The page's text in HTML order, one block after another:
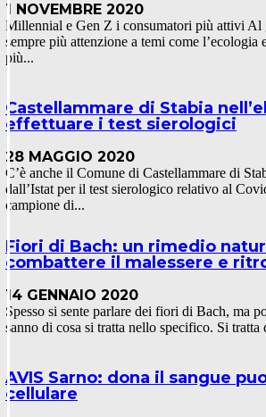
1 NOVEMBRE 2020
Millennial e Gen Z i consumatori più attivi Al
sempre più attenzione a temi come l’ecologia
più...
Castellammare di Stabia
effettuare i test sierologici
28 MAGGIO 2020
C’è anche il Comune di Castellammare di
dall’Istat per il test sierologico relativo al
campione di...
Fiori di Bach: un rimedio
combattere il malessere e
14 GENNAIO 2020
Spesso si sente parlare dei fiori di Bach, ma
sanno di cosa si tratta nello specifico. Si tratta
AVIS Sarno: dona il sangue
cellulare